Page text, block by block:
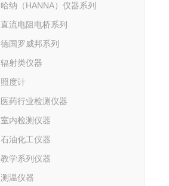
哈纳（HANNA）仪器系列
直流电阻电桥系列
德国罗威邦系列
辐射类仪器
照度计
医药行业检测仪器
室内检测仪器
石油化工仪器
教学系列仪器
测温仪器